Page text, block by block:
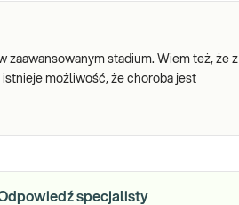
zaawansowanym stadium. Wiem też, że z
istnieje możliwość, że choroba jest
specjalisty